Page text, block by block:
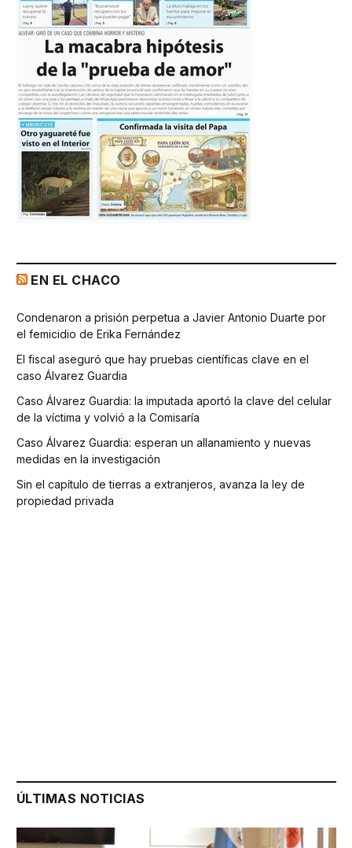
EN EL CHACO
Condenaron a prisión perpetua a Javier Antonio Duarte por
el femicidio de Erika Fernández
El fiscal aseguró que hay pruebas científicas clave en el
caso Álvarez Guardia
Caso Álvarez Guardia: la imputada aportó la clave del celular
de la víctima y volvió a la Comisaría
Caso Álvarez Guardia: esperan un allanamiento y nuevas
medidas en la investigación
Sin el capítulo de tierras a extranjeros, avanza la ley de
propiedad privada
ÚLTIMAS NOTICIAS